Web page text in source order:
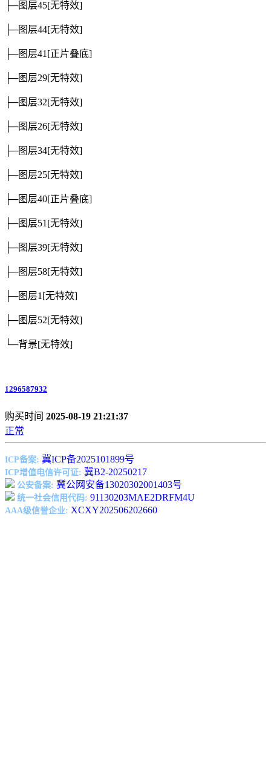
├─图层45[无特效]
├─图层44[无特效]
├─图层41 [正片叠底]
├─图层29[无特效]
├─图层32[无特效]
├─图层26[无特效]
├─图层34[无特效]
├─图层25[无特效]
├─图层40[正片叠底]
├─图层51 [无特效]
├─图层39[无特效]
├─图层58[无特效]
├─图层1 [无特效]
├─图层52[无特效]
└─背景[无特效]
1296587932
购买时间 2025-08-19 21:21:37
正常
ICP备案: 冀ICP备2025101899号
ICP增值电信许可证: 冀B2-20250217
公安备案: 冀公网安备13020302001403号
统一社会信用代码: 91130203MAE2DRFM4U
AAA级信誉企业: XCXY202506202660